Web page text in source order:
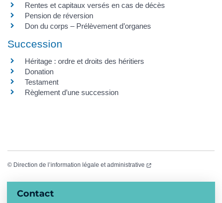
Rentes et capitaux versés en cas de décès
Pension de réversion
Don du corps – Prélèvement d’organes
Succession
Héritage : ordre et droits des héritiers
Donation
Testament
Règlement d’une succession
© Direction de l’information légale et administrative (ouverture dans un
Informations complémentaires
Contact